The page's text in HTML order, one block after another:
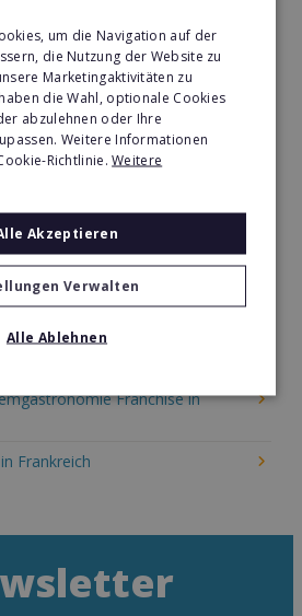
in Frankreich
in Frankreich
Franchise in Frankreich
in Frankreich
Franchise in Frankreich
Franchise in Frankreich
Franchise in
Frankreich
um die Navigation auf der
die Nutzung der Website zu
Marketingaktivitäten zu
die Wahl, optionale Cookies
abzulehnen oder Ihre
Weitere Informationen
Richtlinie.Weitere
Akzeptieren
Verwalten
Alle Ablehnen